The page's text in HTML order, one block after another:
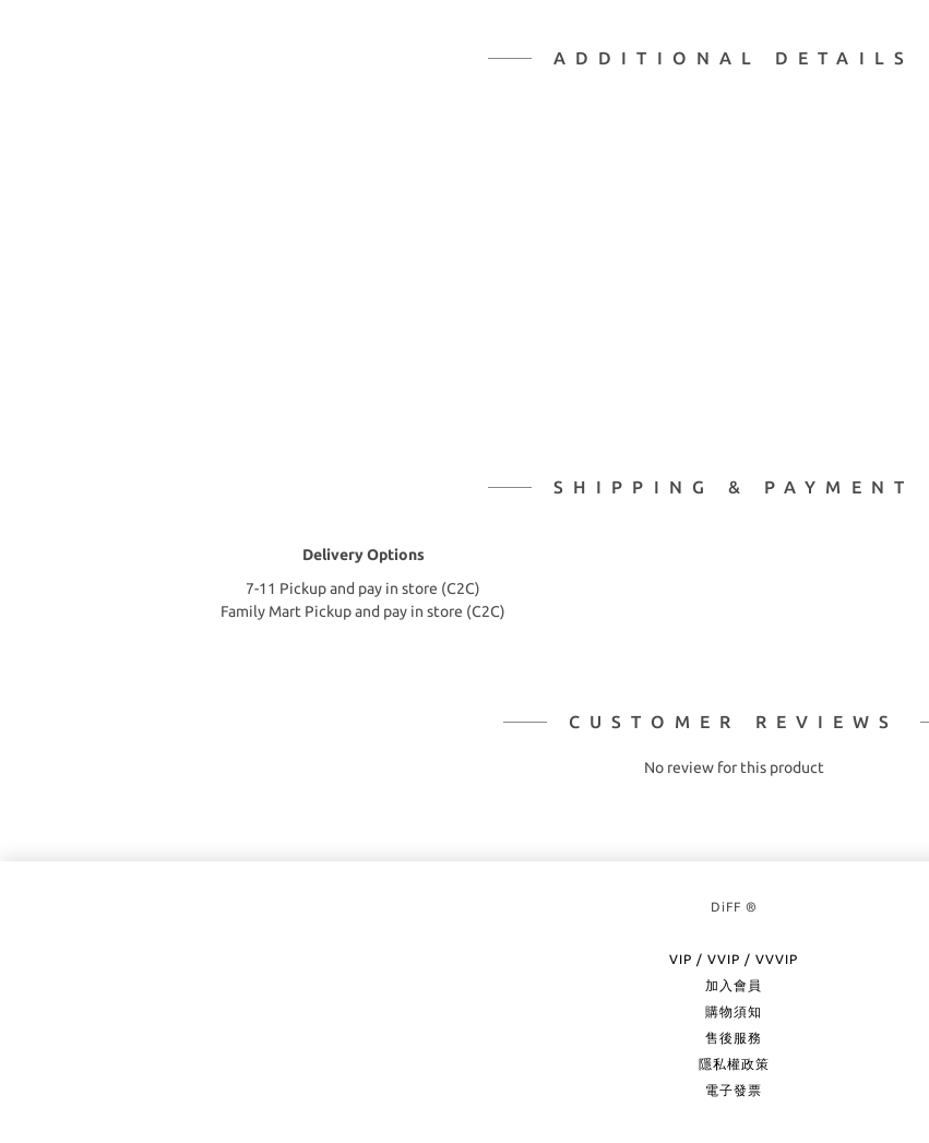
ADDITIONAL DETAILS
SHIPPING & PAYMENT
Delivery Options
7-11 Pickup and pay in store (C2C)
Family Mart Pickup and pay in store (C2C)
CUSTOMER REVIEWS
No review for this product
DiFF ®
VIP / VVIP / VVVIP
加入會員
購物須知
售後服務
隱私權政策
電子發票